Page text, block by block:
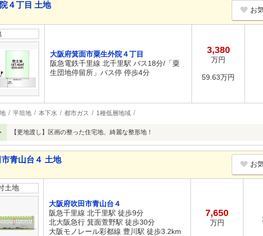
４丁目 土地
お
大阪府箕面市粟生外院４丁目
阪急電鉄千里線 北千里駅 バス18分/「粟
生団地停留所」バス停 停歩4分
3,380
万円
59.63万円
平坦地 本下水 都市ガス 1種低層地域
【更地渡し】区画の整った住宅地、綺麗な整形地！
青山台４ 土地 お
土地
大阪府吹田市青山台４
阪急千里線 北千里駅 徒歩9分
北大阪急行 箕面萱野駅 徒歩30分
大阪モノレール彩都線 豊川駅 徒歩3.2km
7,650
万円